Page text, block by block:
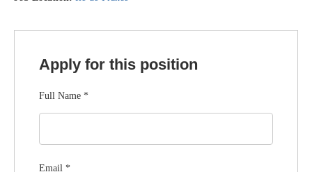
Apply for this position
Full Name *
Email *